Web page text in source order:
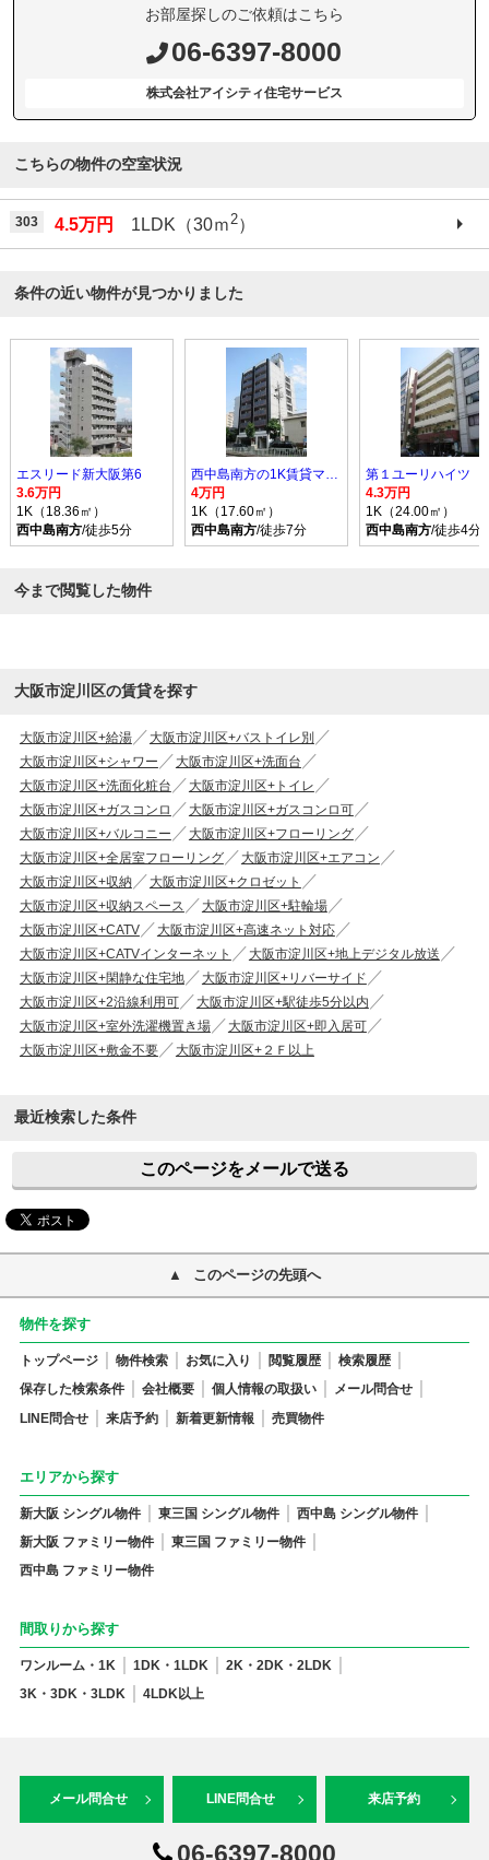
お部屋探しのご依頼はこちら
06-6397-8000
株式会社アイシティ住宅サービス
こちらの物件の空室状況
303 4.5万円 1LDK（30ｍ2）
条件の近い物件が見つかりました
エスリード新大阪第6
3.6万円
1K（18.36㎡）
西中島南方/徒歩5分
西中島南方の1K賃貸マンション
4万円
1K（17.60㎡）
西中島南方/徒歩7分
第１ユーリハイツ
4.3万円
1K（24.00㎡）
西中島南方/徒歩4分
今まで閲覧した物件
大阪市淀川区の賃貸を探す
大阪市淀川区+給湯
大阪市淀川区+バストイレ別
大阪市淀川区+シャワー
大阪市淀川区+洗面台
大阪市淀川区+洗面化粧台
大阪市淀川区+トイレ
大阪市淀川区+ガスコンロ
大阪市淀川区+ガスコンロ可
大阪市淀川区+バルコニー
大阪市淀川区+フローリング
大阪市淀川区+全居室フローリング
大阪市淀川区+エアコン
大阪市淀川区+収納
大阪市淀川区+クロゼット
大阪市淀川区+収納スペース
大阪市淀川区+駐輪場
大阪市淀川区+CATV
大阪市淀川区+高速ネット対応
大阪市淀川区+CATVインターネット
大阪市淀川区+地上デジタル放送
大阪市淀川区+閑静な住宅地
大阪市淀川区+リバーサイド
大阪市淀川区+2沿線利用可
大阪市淀川区+駅徒歩5分以内
大阪市淀川区+室外洗濯機置き場
大阪市淀川区+即入居可
大阪市淀川区+敷金不要
大阪市淀川区+２Ｆ以上
最近検索した条件
このページをメールで送る
このページの先頭へ
物件を探す
トップページ 物件検索 お気に入り 閲覧履歴
検索履歴
保存した検索条件
会社概要 個人情報の取扱い
メール問合せ
LINE問合せ
来店予約 新着更新情報 売買物件
エリアから探す
新大阪 シングル物件 東三国 シングル物件
西中島 シングル物件
新大阪 ファミリー物件
東三国 ファミリー物件
西中島 ファミリー物件
間取りから探す
ワンルーム・1K 1DK・1LDK
2K・2DK・2LDK
3K・3DK・3LDK
4LDK以上
メール問合せ LINE問合せ 来店予約
06-6397-8000